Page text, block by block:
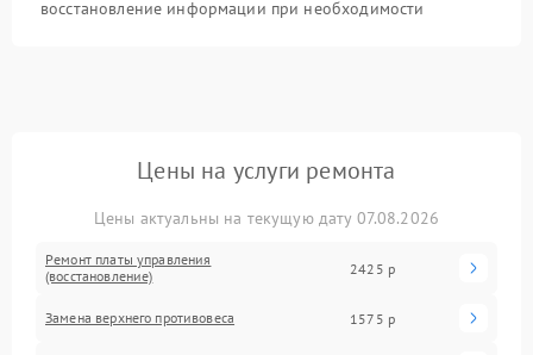
восстановление информации при необходимости
Цены на услуги ремонта
Цены актуальны на текущую дату 07.08.2026
Ремонт платы управления
(восстановление)
2425 р
Замена верхнего противовеса 1575 р